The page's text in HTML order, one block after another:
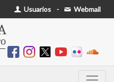
Usuarios - Webmail